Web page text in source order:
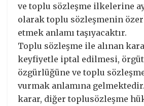
ve toplu sözleşme ilkelerine
olarak toplu sözleşmenin
etmek anlamı taşıyacaktır.
Toplu sözleşme ile alınan
keyfiyetle iptal edilmesi,
özgürlüğüne ve toplu
vurmak anlamına
karar, diğer toplusözleşme